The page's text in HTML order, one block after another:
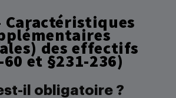
Caractéristiques
des effectifs
60 et §231-236)
il obligatoire ?